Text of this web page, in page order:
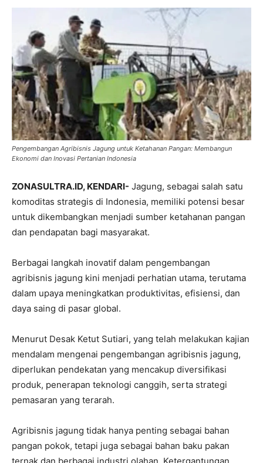
Pengembangan Agribisnis Jagung untuk Ketahanan Pangan: Membangun
Ekonomi dan Inovasi Pertanian Indonesia
ZONASULTRA.ID, KENDARI- Jagung, sebagai salah satu
komoditas strategis di Indonesia, memiliki potensi besar
untuk dikembangkan menjadi sumber ketahanan pangan
dan pendapatan bagi masyarakat.
Berbagai langkah inovatif dalam pengembangan
agribisnis jagung kini menjadi perhatian utama, terutama
dalam upaya meningkatkan produktivitas, efisiensi, dan
daya saing di pasar global.
Menurut Desak Ketut Sutiari, yang telah melakukan kajian
mendalam mengenai pengembangan agribisnis jagung,
diperlukan pendekatan yang mencakup diversifikasi
produk, penerapan teknologi canggih, serta strategi
pemasaran yang terarah.
Agribisnis jagung tidak hanya penting sebagai bahan
pangan pokok, tetapi juga sebagai bahan baku pakan
ternak dan berbagai industri olahan. Ketergantungan